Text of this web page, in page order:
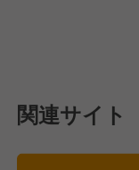
関連サイト